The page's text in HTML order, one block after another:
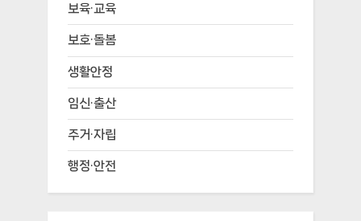
보육·교육
보호·돌봄
생활안정
임신·출산
주거·자립
행정·안전